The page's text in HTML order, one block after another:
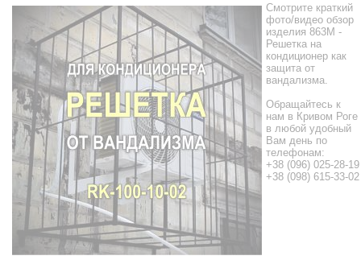
Смотрите краткий
фото/видео обзор
изделия 863M -
Решетка на
кондиционер как
защита от
вандализма.
Обращайтесь к
нам в Кривом Роге
в любой удобный
Вам день по
телефонам:
+38 (096) 025-28-19
+38 (098) 615-33-02